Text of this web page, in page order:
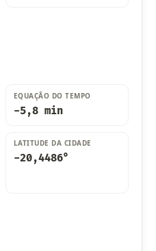
EQUAÇÃO DO TEMPO
-5,8 min
LATITUDE DA CIDADE
-20,4486°